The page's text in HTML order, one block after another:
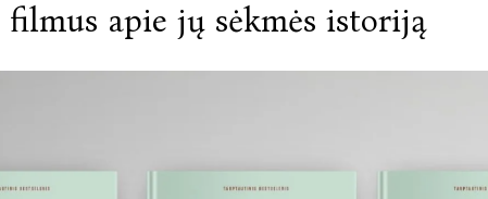
apie jų sėkmės istoriją